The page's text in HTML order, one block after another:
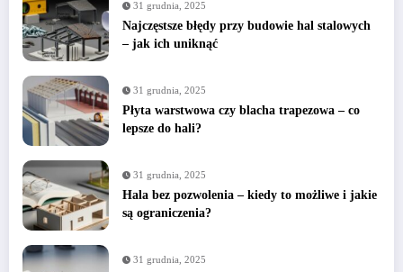
31 grudnia, 2025
Najczęstsze błędy przy budowie hal stalowych
– jak ich uniknąć
31 grudnia, 2025
Płyta warstwowa czy blacha trapezowa – co
lepsze do hali?
31 grudnia, 2025
Hala bez pozwolenia – kiedy to możliwe i jakie
są ograniczenia?
31 grudnia, 2025